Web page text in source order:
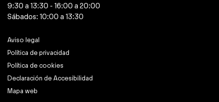
9:30 a 13:30 - 16:00 a 20:00
Sábados: 10:00 a 13:30
Aviso legal
Política de privacidad
Política de cookies
Declaración de Accesibilidad
Mapa web